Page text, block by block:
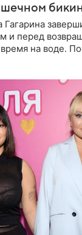
и перед
на воде.